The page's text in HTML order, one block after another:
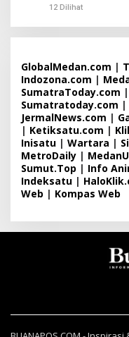
12 Dilihat
GlobalMedan.com |
Indozona.com |
SumatraToday.com |
Sumatratoday.com |
JermalNews.com |
| Ketiksatu.com |
Inisatu | Wartara |
MetroDaily |
Sumut.Top | Info
Indeksatu |
Web | Kompas Web